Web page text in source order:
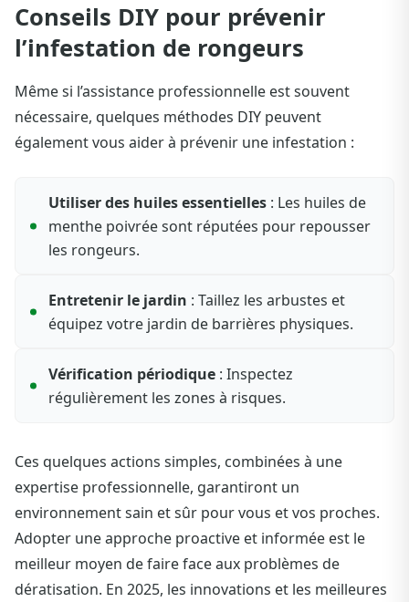
Conseils DIY pour prévenir
l’infestation de rongeurs
Même si l’assistance professionnelle est souvent
nécessaire, quelques méthodes DIY peuvent
également vous aider à prévenir une infestation :
Utiliser des huiles essentielles : Les huiles de
menthe poivrée sont réputées pour repousser
les rongeurs.
Entretenir le jardin : Taillez les arbustes et
équipez votre jardin de barrières physiques.
Vérification périodique : Inspectez
régulièrement les zones à risques.
Ces quelques actions simples, combinées à une
expertise professionnelle, garantiront un
environnement sain et sûr pour vous et vos proches.
Adopter une approche proactive et informée est le
meilleur moyen de faire face aux problèmes de
dératisation. En 2025, les innovations et les meilleures